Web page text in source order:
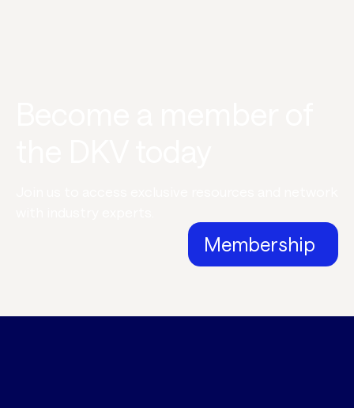
Membership